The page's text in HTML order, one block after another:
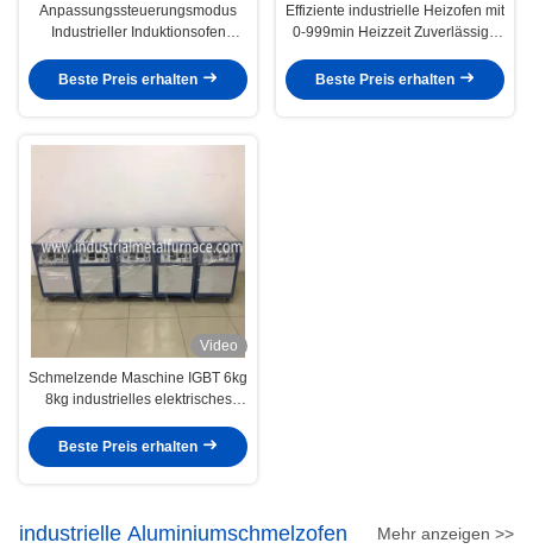
Anpassungssteuerungsmodus
Industrieller Induktionsofen
Beste Preis erhalten
Effiziente industrielle Heizofen mit
0-999min Heizzeit Zuverlässige
Beste Preis erhalten
Video
Schmelzende Maschine IGBT 6kg
8kg industrielles elektrisches
Beste Preis erhalten
industrielle Aluminiumschmelzofen Mehr anzeigen >>